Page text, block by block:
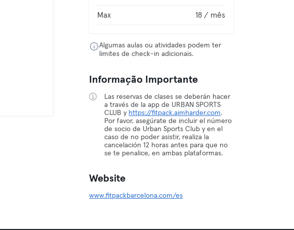
Max 18 / mês
Algumas aulas ou atividades podem ter
limites de check-in adicionais.
Informação Importante
Las reservas de clases se deberán hacer
a través de la app de URBAN SPORTS
CLUB y https://fitpack.aimharder.com.
Por favor, asegúrate de incluir el número
de socio de Urban Sports Club y en el
caso de no poder asistir, realiza la
cancelación 12 horas antes para que no
se te penalice, en ambas plataformas.
Website
www.fitpackbarcelona.com/es